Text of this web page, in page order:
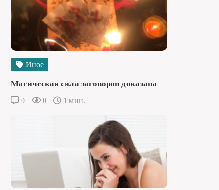
Иное
Магическая сила заговоров доказана
0 0 1 мин.